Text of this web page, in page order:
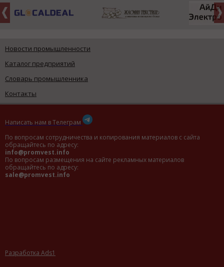
Новости промышленности
Каталог предприятий
Словарь промышленника
Контакты
Написать нам в Телеграм
По вопросам сотрудничества и копирования материалов с сайта
обращайтесь по адресу:
info@promvest.info
По вопросам размещения на сайте рекламных материалов
обращайтесь по адресу:
sale@promvest.info
Разработка Ads1